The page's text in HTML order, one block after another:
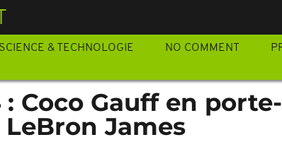
SCIENCE & TECHNOLOGIE NO COMMENT
: Coco Gauff en
LeBron James